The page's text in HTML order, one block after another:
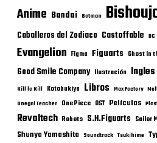
Anime Bandai Batman
Caballeros del Zodiaco Castoffable
Evangelion Figma Figuarts Ghost in
Good Smile Company Ilustración Ingles
Kill la Kill Kotobukiya Libros Max Factory
Onegai Teacher One Piece OST Películas
Revoltech Robots S.H.Figuarts Sailor
Shunya Yamashita Soundtrack Tsukihime